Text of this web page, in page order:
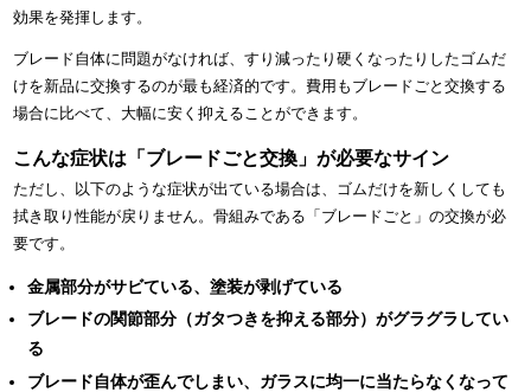
効果を発揮します。
ブレード自体に問題がなければ、すり減ったり硬くなったりしたゴムだ
けを新品に交換するのが最も経済的です。費用もブレードごと交換する
場合に比べて、大幅に安く抑えることができます。
こんな症状は「ブレードごと交換」が必要なサイン
ただし、以下のような症状が出ている場合は、ゴムだけを新しくしても
拭き取り性能が戻りません。骨組みである「ブレードごと」の交換が必
要です。
金属部分がサビている、塗装が剥げている
ブレードの関節部分（ガタつきを抑える部分）がグラグラしてい
る
ブレード自体が歪んでしまい、ガラスに均一に当たらなくなって